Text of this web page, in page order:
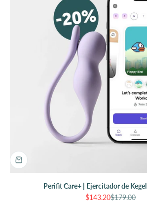
Perifit Care+ | Ejercitador de
Precio de oferta
$143.20Precio
$179.00